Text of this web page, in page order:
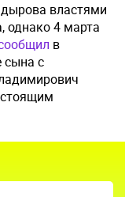
властями
однако 4 марта
в
сына с